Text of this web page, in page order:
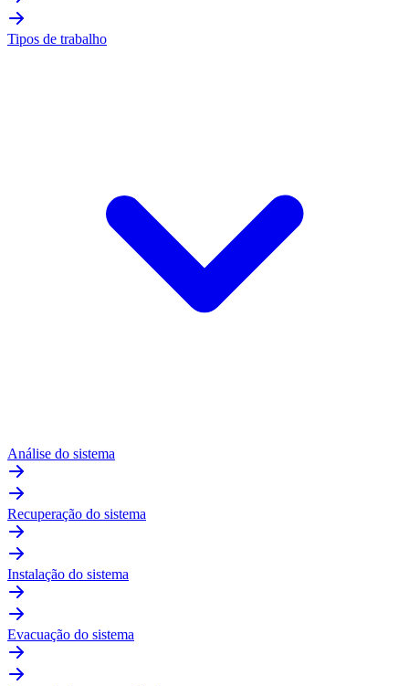
Tipos de trabalho
Análise do sistema
Recuperação do sistema
Instalação do sistema
Evacuação do sistema